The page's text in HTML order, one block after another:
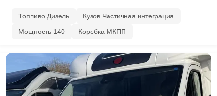
Топливо Дизель
Кузов Частичная интеграция
Мощность 140
Коробка МКПП